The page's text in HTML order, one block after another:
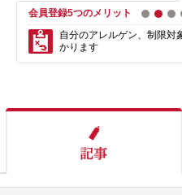
会員登録5つのメリット 1 2
自分のアレルゲン、制限対
かります